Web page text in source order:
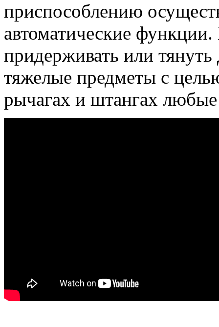
приспособлению
автоматические
придерживать или
тяжелые предметы с
рычагах и штангах